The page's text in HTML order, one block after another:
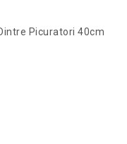
Picuratori 40cm